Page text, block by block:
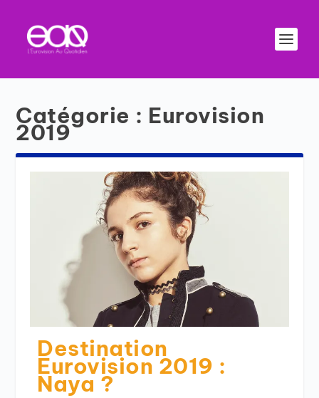
Catégorie : Eurovision
2019
Destination
Eurovision 2019 :
Naya ?